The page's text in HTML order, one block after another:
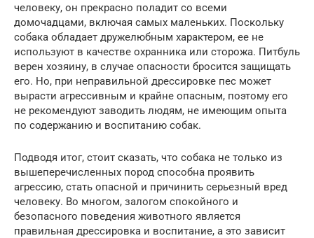
человеку, он прекрасно поладит со всеми
домочадцами, включая самых маленьких. Поскольку
собака обладает дружелюбным характером, ее не
используют в качестве охранника или сторожа. Питбуль
верен хозяину, в случае опасности бросится защищать
его. Но, при неправильной дрессировке пес может
вырасти агрессивным и крайне опасным, поэтому его
не рекомендуют заводить людям, не имеющим опыта
по содержанию и воспитанию собак.
Подводя итог, стоит сказать, что собака не только из
вышеперечисленных пород способна проявить
агрессию, стать опасной и причинить серьезный вред
человеку. Во многом, залогом спокойного и
безопасного поведения животного является
правильная дрессировка и воспитание, а это зависит